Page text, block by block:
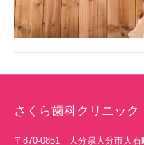
さくら歯科クリニック
〒870-0851 大分県大分市大石